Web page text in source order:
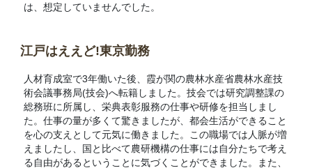
は、想定していませんでした。
江戸はええど!東京勤務
人材育成室で3年働いた後、霞が関の農林水産省農林水産技
術会議事務局(技会)へ転籍しました。技会では研究調整課の
総務班に所属し、栄典表彰服務の仕事や研修を担当しまし
た。仕事の量が多くて驚きましたが、都会生活ができること
を心の支えとして元気に働きました。この職場では人脈が増
えましたし、国と比べて農研機構の仕事には自分たちで考え
る自由があるということに気づくことができました。また、